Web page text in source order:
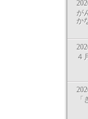
が
か
４